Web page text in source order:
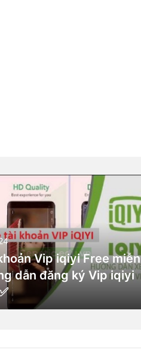
Vip iqiyi Free miễn
dẫn đăng ký Vip iqiyi